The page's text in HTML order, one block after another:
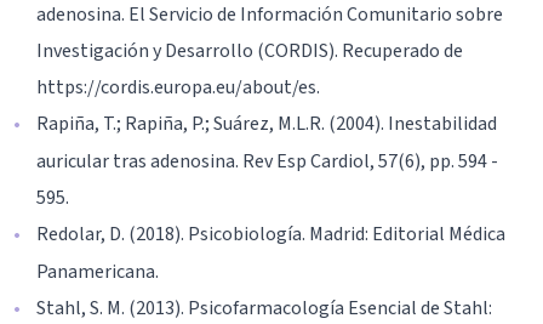
adenosina. El Servicio de Información Comunitario sobre
Investigación y Desarrollo (CORDIS). Recuperado de
https://cordis.europa.eu/about/es.
Rapiña, T.; Rapiña, P.; Suárez, M.L.R. (2004). Inestabilidad
auricular tras adenosina. Rev Esp Cardiol, 57(6), pp. 594 -
595.
Redolar, D. (2018). Psicobiología. Madrid: Editorial Médica
Panamericana.
Stahl, S. M. (2013). Psicofarmacología Esencial de Stahl: